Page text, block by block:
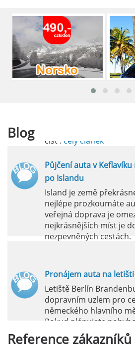
Blog
brána do regionu Costa
přibližně 9 km od
číst :celý článek
Pronájem auta na letišti
průvodce
Půjčení auta na letišti
číst : celý článek
Půjčení auta v
po Islandu
Island je země
nejlépe prozkoumáte
veřejná doprava je
nejkrásnějších míst je
nezpevněných cestách.
Pronájem auta na
Letiště Berlín
dopravním uzlem pro
německého hlavního
Pokud plánujete
okolních regionech bez
auta přímo na letišti je
Reference zákazníků